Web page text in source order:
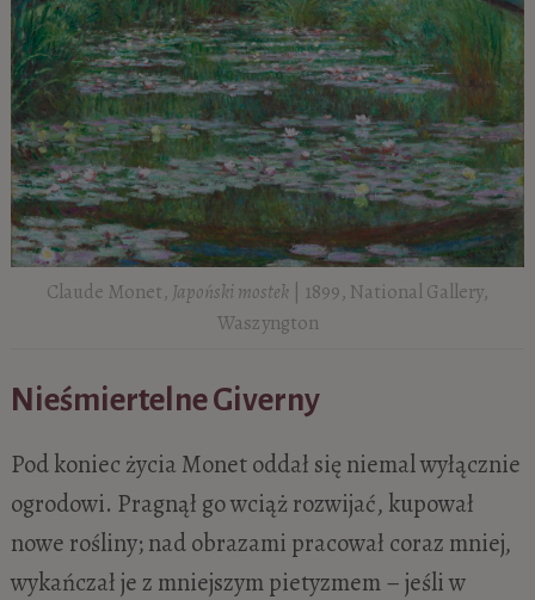
Claude Monet, Japoński mostek | 1899, National Gallery,
Waszyngton
Nieśmiertelne Giverny
Pod koniec życia Monet oddał się niemal wyłącznie
ogrodowi. Pragnął go wciąż rozwijać, kupował
nowe rośliny; nad obrazami pracował coraz mniej,
wykańczał je z mniejszym pietyzmem – jeśli w